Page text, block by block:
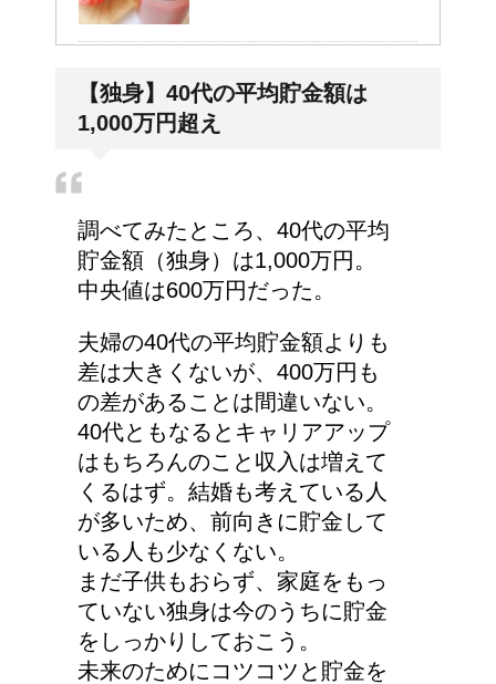
や予兆の3パターン
トマトの収穫、なぜ実が
割れるのか？
猫のゴロゴロ音、急に言
わなくなった理由は何？
【独身】40代の平均貯金額は
1,000万円超え
調べてみたところ、40代の平均
貯金額（独身）は1,000万円。
中央値は600万円だった。
夫婦の40代の平均貯金額よりも
差は大きくないが、400万円も
の差があることは間違いない。
40代ともなるとキャリアアップ
はもちろんのこと収入は増えて
くるはず。結婚も考えている人
が多いため、前向きに貯金して
いる人も少なくない。
まだ子供もおらず、家庭をもっ
ていない独身は今のうちに貯金
をしっかりしておこう。
未来のためにコツコツと貯金を